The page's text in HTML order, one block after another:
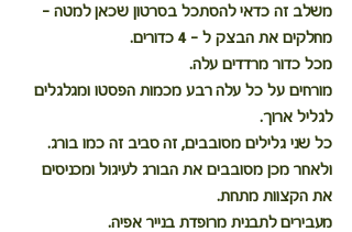
משלב זה כדאי להסתכל בסרטון שכאן למטה -
מחלקים את הבצק ל - 4 כדורים.
מכל כדור מרדדים עלה.
מורחים על כל עלה רבע מכמות הפסטו ומגלגלים
לגליל ארוך.
כל שני גלילים מסובבים, זה סביב זה כמו בורג.
ולאחר מכן מסובבים את הבורג לעיגול ומכניסים
את הקצוות מתחת.
מעבירים לתבנית מרופדת בנייר אפיה.